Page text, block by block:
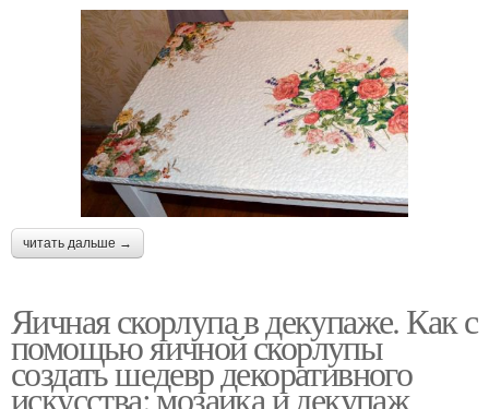
читать дальше →
Яичная скорлупа в декупаже. Как с
помощью яичной скорлупы
создать шедевр декоративного
искусства: мозаика и декупаж